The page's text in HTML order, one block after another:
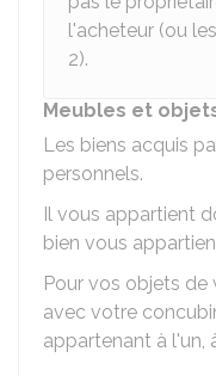
l'acheteur (ou
2).
Meubles et
Les biens acquis
personnels.
Il vous appartient
bien vous
Pour vos objets de
avec votre
appartenant à l'un,